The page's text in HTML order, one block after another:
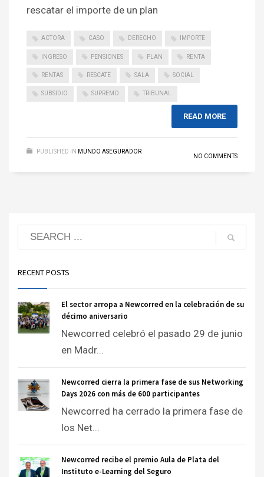
rescatar el importe de un plan
ACTORA CASO DERECHO IMPORTE
INGRESO PENSIONES PLAN RENTA
RENTAS RESCATE SALA SOCIAL
SUBSIDIO SUPREMO TRIBUNAL
READ MORE
PUBLISHED IN MUNDO ASEGURADOR
NO COMMENTS
RECENT POSTS
El sector arropa a Newcorred en la celebración de su
décimo aniversario
Newcorred celebró el pasado 29 de junio
en Madr...
Newcorred cierra la primera fase de sus Networking
Days 2026 con más de 600 participantes
Newcorred ha cerrado la primera fase de
los Net...
Newcorred recibe el premio Aula de Plata del
Instituto e-Learning del Seguro